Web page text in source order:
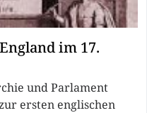
im 17.
und Parlament
ersten englischen